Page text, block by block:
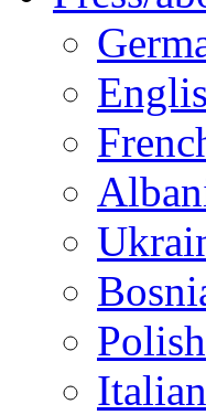
Polish
Italian